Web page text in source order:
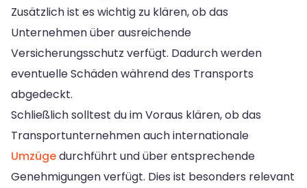
Zusätzlich ist es wichtig zu klären, ob das
Unternehmen über ausreichende
Versicherungsschutz verfügt. Dadurch werden
eventuelle Schäden während des Transports
abgedeckt.
Schließlich solltest du im Voraus klären, ob das
Transportunternehmen auch internationale
Umzügedurchführt und über entsprechende
Genehmigungen verfügt. Dies ist besonders relevant